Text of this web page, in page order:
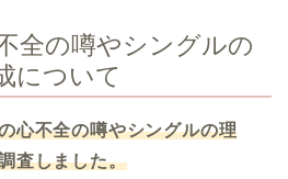
全の噂やシングルの
について
心不全の噂やシングルの理
査しました。